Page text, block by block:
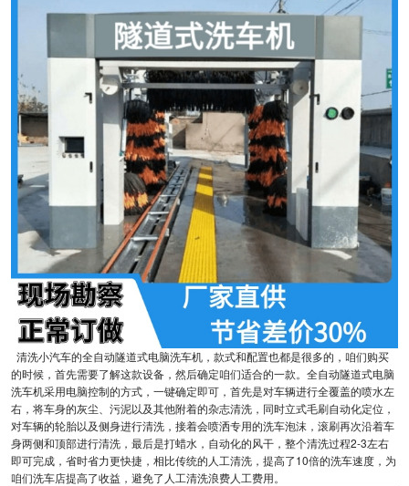
清洗小汽车的全自动隧道式电脑洗车机，款式和配置也都是很多的，咱们购买
的时候，首先需要了解这款设备，然后确定咱们适合的一款。全自动隧道式电脑
洗车机采用电脑控制的方式，一键确定即可，首先是对车辆进行全覆盖的喷水左
右，将车身的灰尘、污泥以及其他附着的杂志清洗，同时立式毛刷自动化定位，
对车辆的轮胎以及侧身进行清洗，接着会喷洒专用的洗车泡沫，滚刷再次沿着车
身两侧和顶部进行清洗，最后是打蜡水，自动化的风干，整个清洗过程2-3左右
即可完成，省时省力更快捷，相比传统的人工清洗，提高了10倍的洗车速度，为
咱们洗车店提高了收益，避免了人工清洗浪费人工费用。